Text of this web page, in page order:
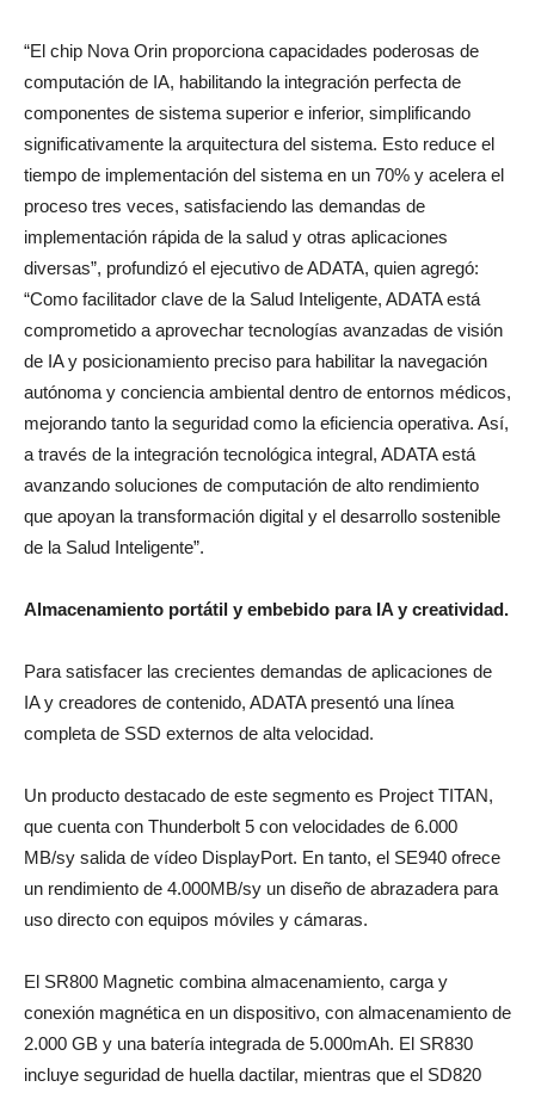
“El chip Nova Orin proporciona capacidades poderosas de
computación de IA, habilitando la integración perfecta de
componentes de sistema superior e inferior, simplificando
significativamente la arquitectura del sistema. Esto reduce el
tiempo de implementación del sistema en un 70% y acelera el
proceso tres veces, satisfaciendo las demandas de
implementación rápida de la salud y otras aplicaciones
diversas”, profundizó el ejecutivo de ADATA, quien agregó:
“Como facilitador clave de la Salud Inteligente, ADATA está
comprometido a aprovechar tecnologías avanzadas de visión
de IA y posicionamiento preciso para habilitar la navegación
autónoma y conciencia ambiental dentro de entornos médicos,
mejorando tanto la seguridad como la eficiencia operativa. Así,
a través de la integración tecnológica integral, ADATA está
avanzando soluciones de computación de alto rendimiento
que apoyan la transformación digital y el desarrollo sostenible
de la Salud Inteligente”.
Almacenamiento portátil y embebido para IA y creatividad.
Para satisfacer las crecientes demandas de aplicaciones de
IA y creadores de contenido, ADATA presentó una línea
completa de SSD externos de alta velocidad.
Un producto destacado de este segmento es Project TITAN,
que cuenta con Thunderbolt 5 con velocidades de 6.000
MB/sy salida de vídeo DisplayPort. En tanto, el SE940 ofrece
un rendimiento de 4.000MB/sy un diseño de abrazadera para
uso directo con equipos móviles y cámaras.
El SR800 Magnetic combina almacenamiento, carga y
conexión magnética en un dispositivo, con almacenamiento de
2.000 GB y una batería integrada de 5.000mAh. El SR830
incluye seguridad de huella dactilar, mientras que el SD820